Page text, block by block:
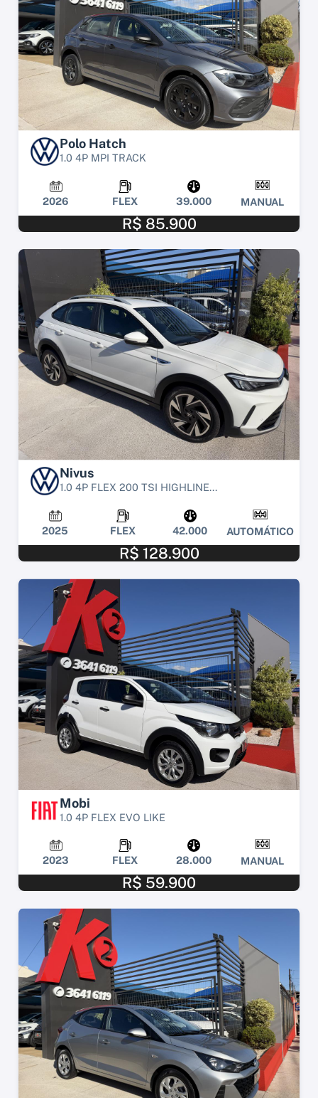
Polo Hatch
1.0 4P MPI TRACK
2026 FLEX 39.000 MANUAL
R$ 85.900
Nivus
1.0 4P FLEX 200 TSI HIGHLINE...
2025 FLEX 42.000 AUTOMÁTICO
R$ 128.900
Mobi
1.0 4P FLEX EVO LIKE
2023 FLEX 28.000 MANUAL
R$ 59.900